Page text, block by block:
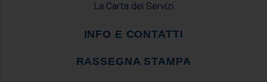
La Carta dei Servizi
INFO E CONTATTI
RASSEGNA STAMPA